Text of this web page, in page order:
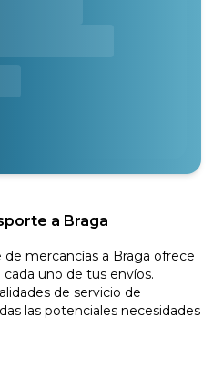
a Braga
mercancías a Braga ofrece
uno de tus envíos.
de servicio de
las potenciales necesidades